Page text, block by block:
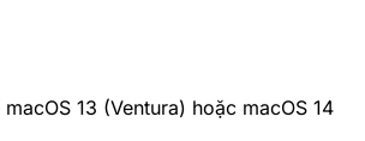
macOS 13 (Ventura) hoặc macOS 14